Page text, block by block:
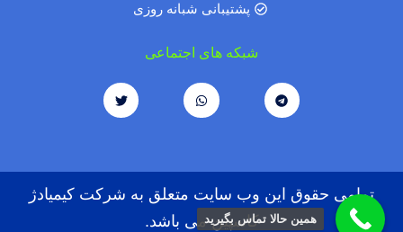
پشتیبانی شبانه روزی
شبکه های اجتماعی
تمامی حقوق این وب سایت متعلق به شرکت کیمیادژ
کاسپین می باشد.همین حالا تماس بگیرید